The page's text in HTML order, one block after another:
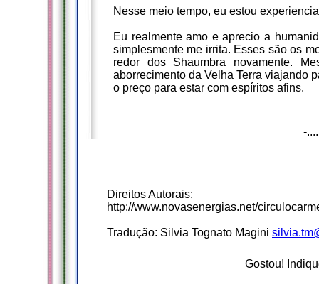
Nesse meio tempo, eu estou
Eu realmente amo e aprecio a
simplesmente me irrita. Esses são os
redor dos Shaumbra novamente.
aborrecimento da Velha Terra viajando
o preço para estar com espíritos afins.
-
Direitos Autorais:
http://www.novasenergias.net/
Tradução: Silvia Tognato Magini
Gostou!